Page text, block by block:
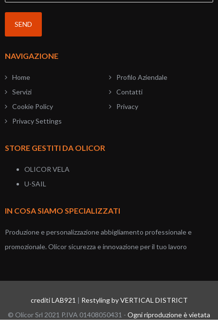
NAVIGAZIONE
Home
Profilo Aziendale
Servizi
Contatti
Cookie Policy
Privacy
Privacy Settings
STORE GESTITI DA OLICOR
OLICOR VELA
U-SAIL
IN COSA SIAMO SPECIALIZZATI
Produzione e personalizzazione abbigliamento professionale e
promozionale. Olicor sicurezza e innovazione per il tuo lavoro
crediti LAB921 | Restyling by VERTICAL DISTRICT
© Olicor Srl 2021 P.IVA 01408050431 - Ogni riproduzione è vietata